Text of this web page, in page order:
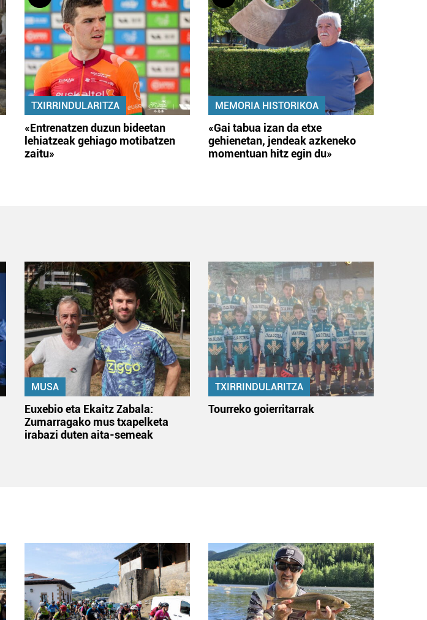
TXIRRINDULARITZA
«Entrenatzen duzun bideetan
lehiatzeak gehiago motibatzen
zaitu»
MEMORIA HISTORIKOA
«Gai tabua izan da etxe
gehienetan, jendeak azkeneko
momentuan hitz egin du»
MUSA
Euxebio eta Ekaitz Zabala:
Zumarragako mus txapelketa
irabazi duten aita-semeak
TXIRRINDULARITZA
Tourreko goierritarrak